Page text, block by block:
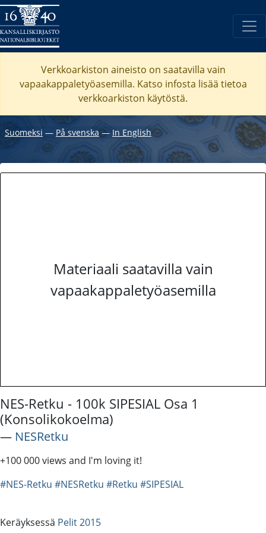
Verkkoarkiston aineisto on saatavilla vain
vapaakappaletyöasemilla. Katso infosta lisää tietoa
verkkoarkiston käytöstä.
Suomeksi ― På svenska ― In English
Materiaali saatavilla vain
vapaakappaletyöasemilla
NES-Retku - 100k SIPESIAL Osa 1
(Konsolikokoelma)
― NESRetku
+100 000 views and I'm loving it!
#NES-Retku #NESRetku #Retku #SIPESIAL
Keräyksessä Pelit 2015